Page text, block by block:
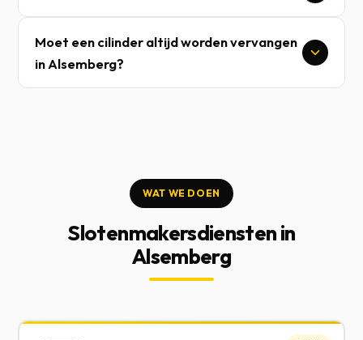
Moet een cilinder altijd worden vervangen
in Alsemberg?
WAT WE DOEN
Slotenmakersdiensten in
Alsemberg